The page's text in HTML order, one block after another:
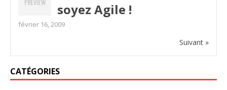
soyez Agile !
février 16, 2009
Suivant »
CATÉGORIES